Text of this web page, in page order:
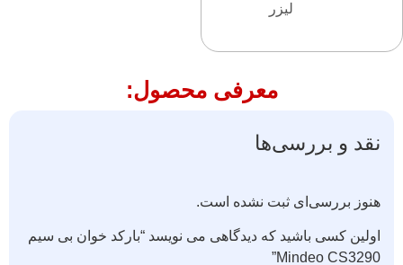
لیزر
معرفی محصول:
نقد و بررسی‌ها
هنوز بررسی‌ای ثبت نشده است.
اولین کسی باشید که دیدگاهی می نویسد “بارکد خوان بی سیم
Mindeo CS3290”